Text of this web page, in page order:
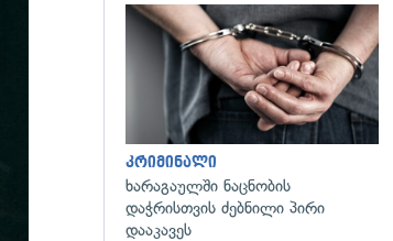
კრიმინალი
ხარაგაულში ნაცნობის
დაჭრისთვის ძებნილი პირი
დააკავეს